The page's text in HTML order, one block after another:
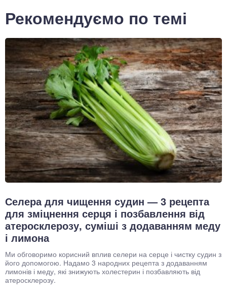
Рекомендуємо по темі
Селера для чищення судин — 3 рецепта
для зміцнення серця і позбавлення від
атеросклерозу, суміші з додаванням меду
і лимона
Ми обговоримо корисний вплив селери на серце і чистку судин з
його допомогою. Надамо 3 народних рецепта з додаванням
лимонів і меду, які знижують холестерин і позбавляють від
атеросклерозу.